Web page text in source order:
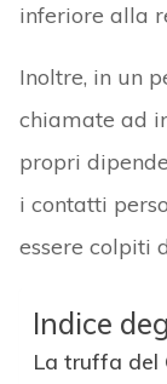
inferiore alla
Inoltre, in un
chiamate ad
propri
i contatti
essere colpiti
Indice
La truffa del